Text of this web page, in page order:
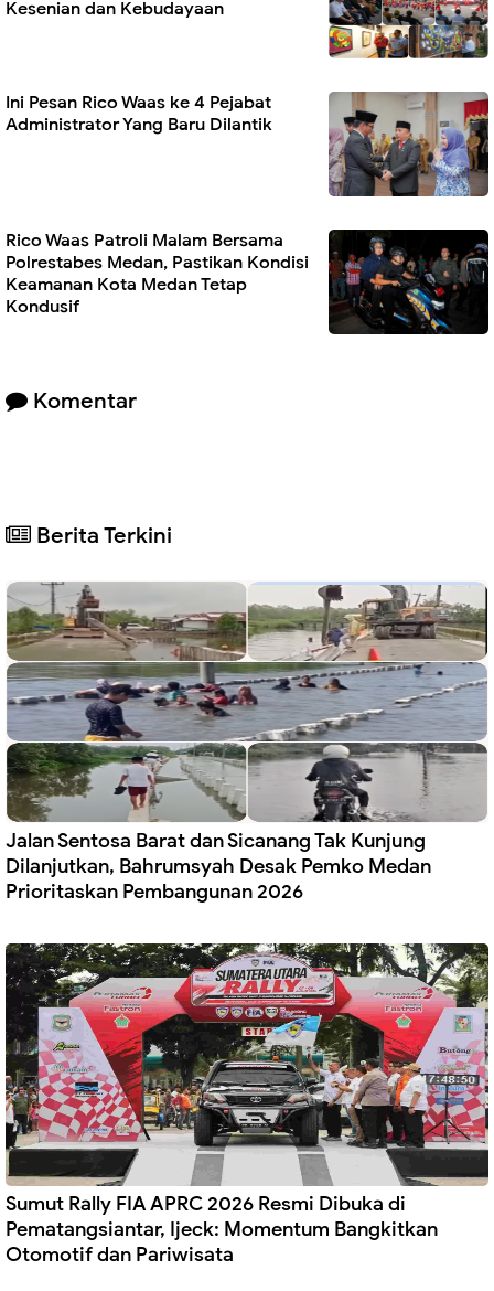
Kesenian dan Kebudayaan
Ini Pesan Rico Waas ke 4 Pejabat
Administrator Yang Baru Dilantik
Rico Waas Patroli Malam Bersama
Polrestabes Medan, Pastikan Kondisi
Keamanan Kota Medan Tetap
Kondusif
Komentar
Berita Terkini
Jalan Sentosa Barat dan Sicanang Tak Kunjung
Dilanjutkan, Bahrumsyah Desak Pemko Medan
Prioritaskan Pembangunan 2026
Sumut Rally FIA APRC 2026 Resmi Dibuka di
Pematangsiantar, Ijeck: Momentum Bangkitkan
Otomotif dan Pariwisata